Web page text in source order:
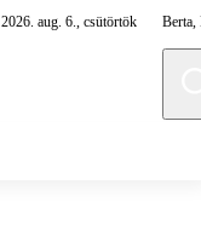
2026. aug. 6., csütörtök Berta,